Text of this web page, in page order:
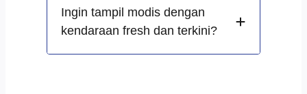
Ingin tampil modis dengan
kendaraan fresh dan terkini?